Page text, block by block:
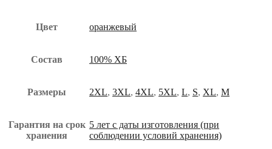
Цвет оранжевый
Состав 100% ХБ
Размеры 2XL, 3XL, 4XL, 5XL, L, S, XL, М
Гарантия на срок
хранения
5 лет с даты изготовления (при
соблюдении условий хранения)